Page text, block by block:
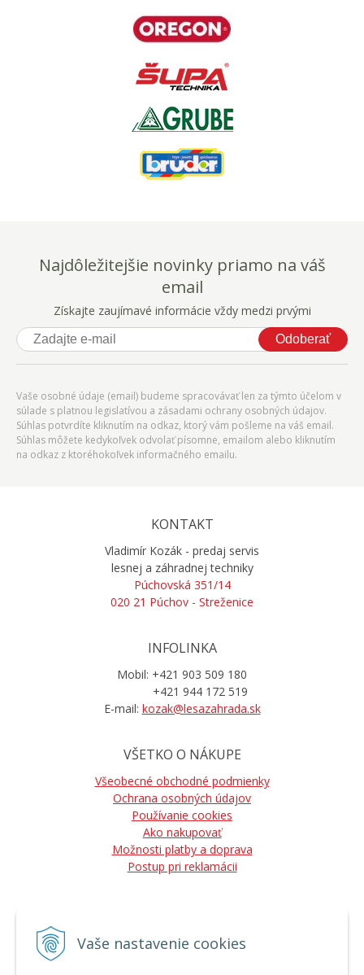
Vaše nastavenie cookies
Najdôležitejšie novinky priamo na váš
email
Získajte zaujímavé informácie vždy medzi prvými
Odoberať
Vaše osobné údaje (email) budeme spracovávať len za týmto účelom v
súlade s platnou legislatívou a zásadami ochrany osobných údajov.
Súhlas potvrdíte kliknutím na odkaz, ktorý vám pošleme na váš email.
Súhlas môžete kedykoľvek odvolať písomne, emailom alebo kliknutím
na odkaz z ktoréhokoľvek informačného emailu.
KONTAKT
Vladimír Kozák - predaj servis
lesnej a záhradnej techniky
Púchovská 351/14
020 21 Púchov - Streženice
INFOLINKA
Mobil: +421 903 509 180
+421 944 172 519
E-mail: kozak@lesazahrada.sk
VŠETKO O NÁKUPE
Všeobecné obchodné podmienky
Ochrana osobných údajov
Používanie cookies
Ako nakupovať
Možnosti platby a doprava
Postup pri reklamácii